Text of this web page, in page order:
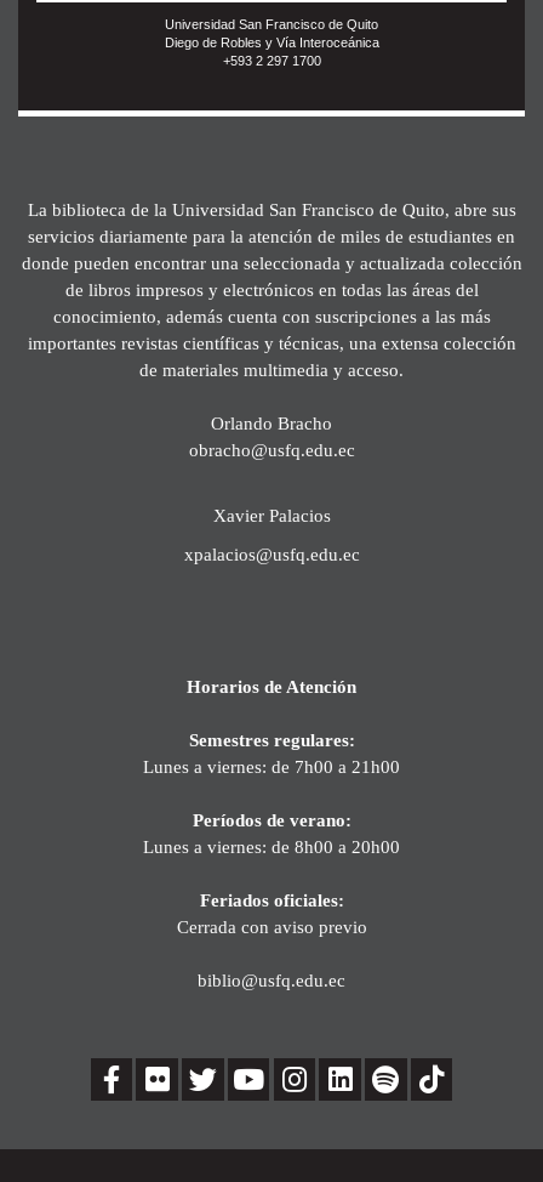
Universidad San Francisco de Quito
Diego de Robles y Vía Interoceánica
+593 2 297 1700
La biblioteca de la Universidad San Francisco de Quito, abre sus
servicios diariamente para la atención de miles de estudiantes en
donde pueden encontrar una seleccionada y actualizada colección
de libros impresos y electrónicos en todas las áreas del
conocimiento, además cuenta con suscripciones a las más
importantes revistas científicas y técnicas, una extensa colección
de materiales multimedia y acceso.
Orlando Bracho
obracho@usfq.edu.ec
Xavier Palacios
xpalacios@usfq.edu.ec
Horarios de Atención
Semestres regulares:
Lunes a viernes: de 7h00 a 21h00
Períodos de verano:
Lunes a viernes: de 8h00 a 20h00
Feriados oficiales:
Cerrada con aviso previo
biblio@usfq.edu.ec